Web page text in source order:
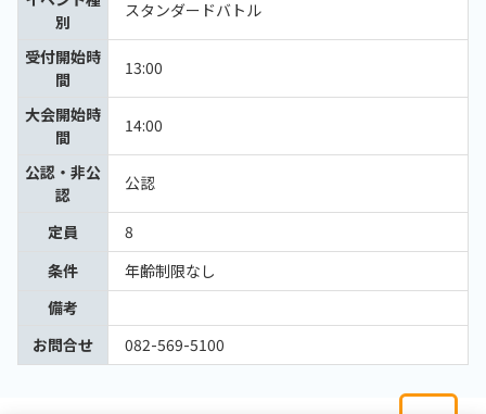
別
スタンダードバトル
受付開始時
間
13:00
大会開始時
間
14:00
公認・非公
認
公認
定員
8
条件
年齢制限なし
備考
お問合せ
082-569-5100